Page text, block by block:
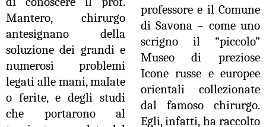
Mantero, chirurgo
antesignano della
soluzione dei grandi e
numerosi problemi
legati alle mani, malate
o ferite, e degli studi
che portarono al
professore e il Comune
di Savona – come uno
scrigno il “piccolo”
Museo di preziose
Icone russe e europee
orientali collezionate
dal famoso chirurgo.
Egli, infatti, ha raccolto